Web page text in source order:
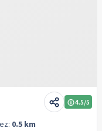
4.5/5
0.5 km